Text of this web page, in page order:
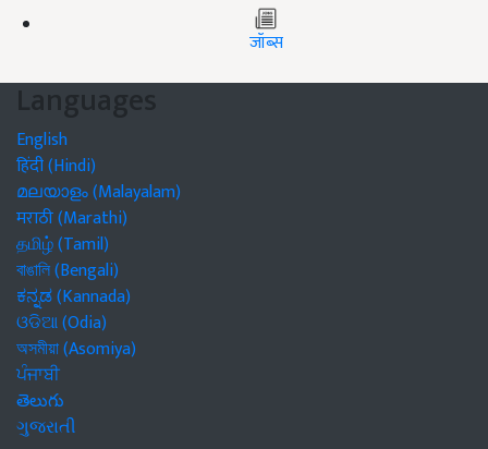
जॉब्स
Languages
English
हिंदी (Hindi)
മലയാളം (Malayalam)
मराठी (Marathi)
தமிழ் (Tamil)
বাঙালি (Bengali)
ಕನ್ನಡ (Kannada)
ଓଡିଆ (Odia)
অসমীয়া (Asomiya)
ਪੰਜਾਬੀ
తెలుగు
ગુજરાતી